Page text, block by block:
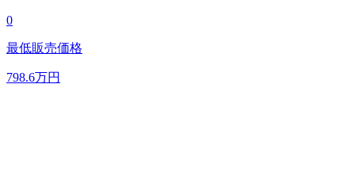
0
最低販売価格
798.6万円